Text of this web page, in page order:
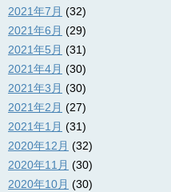
2021年7月 (32)
2021年6月 (29)
2021年5月 (31)
2021年4月 (30)
2021年3月 (30)
2021年2月 (27)
2021年1月 (31)
2020年12月 (32)
2020年11月 (30)
2020年10月 (30)